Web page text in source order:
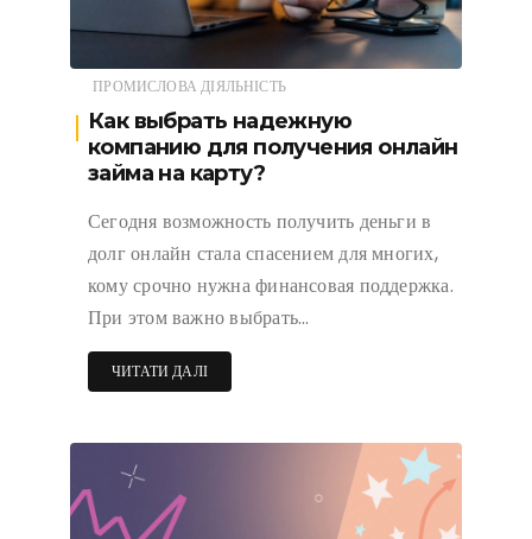
ПРОМИСЛОВА ДІЯЛЬНІСТЬ
Как выбрать надежную
компанию для получения онлайн
займа на карту?
Сегодня возможность получить деньги в
долг онлайн стала спасением для многих,
кому срочно нужна финансовая поддержка.
При этом важно выбрать…
ЧИТАТИ ДАЛІ